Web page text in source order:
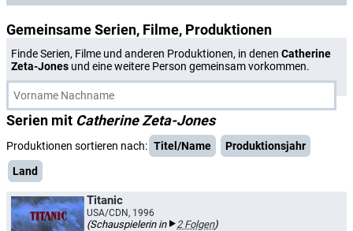
Gemeinsame Serien, Filme, Produktionen
Finde Serien, Filme und anderen Produktionen, in denen Catherine
Zeta-Jones und eine weitere Person gemeinsam vorkommen.
Serien mit Catherine Zeta-Jones
Produktionen sortieren nach: Titel/Name
Produktionsjahr
Land
Titanic
USA/CDN, 1996
(Schauspielerin in 2 Folgen)